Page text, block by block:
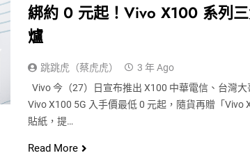
綁約 0 元起！vivo X100 系列
爐
跳跳虎（蔡虎虎）
3 年 Ago
Vivo 今（27）日宣布推出 X100 中華電信、台灣
Vivo X100 5G 入手價最低 0 元起，隨貨再贈「vivo
貼紙，提…
Read More